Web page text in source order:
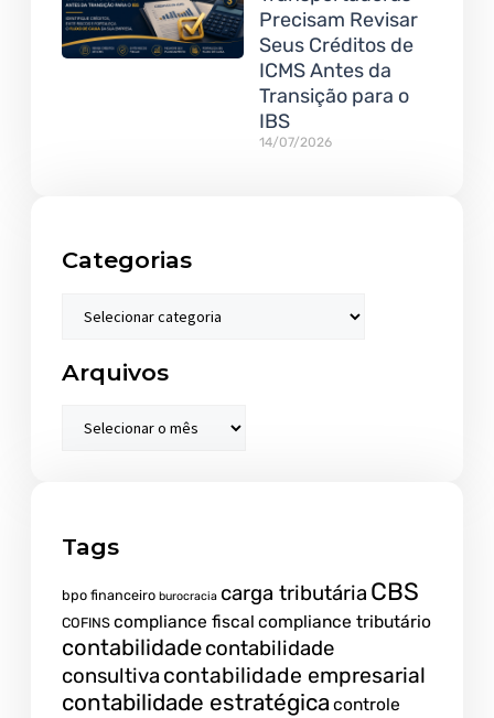
Precisam Revisar
Seus Créditos de
ICMS Antes da
Transição para o
IBS
14/07/2026
Categorias
Arquivos
Tags
bpo financeiro burocracia carga tributária CBS
COFINS compliance fiscal compliance tributário
contabilidadecontabilidade
consultiva contabilidade empresarial
contabilidade estratégica controle